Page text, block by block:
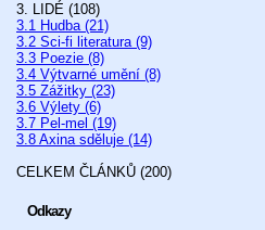
3. LIDÉ (108)
3.1 Hudba (21)
3.2 Sci-fi literatura (9)
3.3 Poezie (8)
3.4 Výtvarné umění (8)
3.5 Zážitky (23)
3.6 Výlety (6)
3.7 Pel-mel (19)
3.8 Axina sděluje (14)
CELKEM ČLÁNKŮ (200)
Odkazy